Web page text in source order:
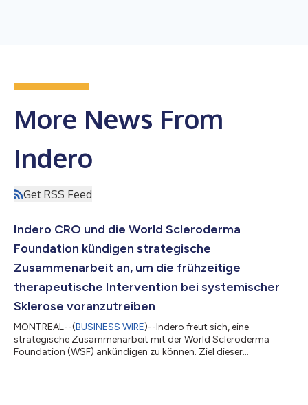
More News From
Indero
Get RSS Feed
Indero CRO und die World Scleroderma
Foundation kündigen strategische
Zusammenarbeit an, um die frühzeitige
therapeutische Intervention bei systemischer
Sklerose voranzutreiben
MONTREAL--(BUSINESS WIRE)--Indero freut sich, eine
strategische Zusammenarbeit mit der World Scleroderma
Foundation (WSF) ankündigen zu können. Ziel dieser
adaptiven klinischen Plattformstudie zur Bewertung mehrerer